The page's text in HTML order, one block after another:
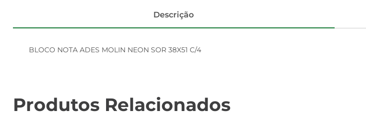
Descrição
BLOCO NOTA ADES MOLIN NEON SOR 38X51 C/4
Produtos Relacionados